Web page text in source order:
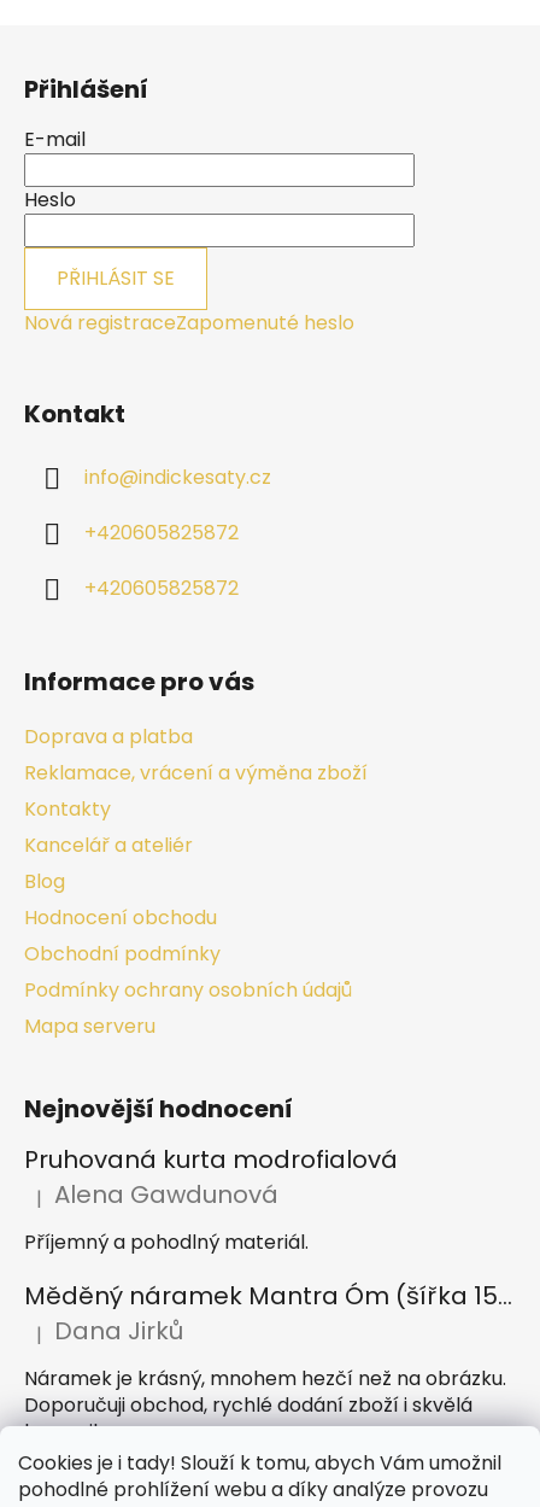
Cookies je i tady! Slouží k tomu, abych Vám umožnil
pohodlné prohlížení webu a díky analýze provozu
Přihlášení
E-mail
Heslo
PŘIHLÁSIT SE
Nová registraceZapomenuté heslo
Kontakt
info@indickesaty.cz
+420605825872
+420605825872
Informace pro vás
Doprava a platba
Reklamace, vrácení a výměna zboží
Kontakty
Kancelář a ateliér
Blog
Hodnocení obchodu
Obchodní podmínky
Podmínky ochrany osobních údajů
Mapa serveru
Nejnovější hodnocení
Pruhovaná kurta modrofialová
Hodnocení produktu je 5 z 5 hvězdiček.
| Alena Gawdunová
Příjemný a pohodlný materiál.
Měděný náramek Mantra Óm (šířka 15 mm)
Hodnocení produktu je 5 z 5 hvězdiček.
| Dana Jirků
Náramek je krásný, mnohem hezčí než na obrázku.
Doporučuji obchod, rychlé dodání zboží i skvělá
komunikace